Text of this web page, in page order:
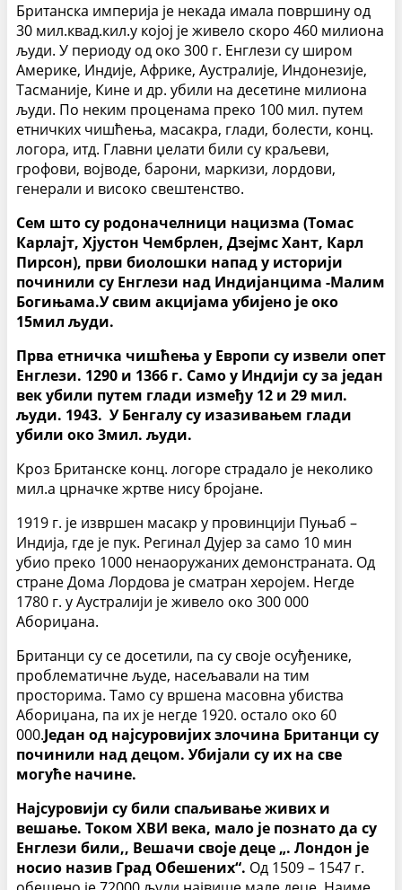
Британска империја је некада имала површину од
30 мил.квад.кил.у којој је живело скоро 460 милиона
људи. У периоду од око 300 г. Енглези су широм
Америке, Индије, Африке, Аустралије, Индонезије,
Тасманије, Кине и др. убили на десетине милиона
људи. По неким проценама преко 100 мил. путем
етничких чишћења, масакра, глади, болести, конц.
логора, итд. Главни џелати били су краљеви,
грофови, војводе, барони, маркизи, лордови,
генерали и високо свештенство.
Сем што су родоначелници нацизма (Томас
Карлајт, Хјустон Чембрлен, Дзејмс Хант, Карл
Пирсон), први биолошки напад у историји
починили су Енглези над Индијанцима -Малим
Богињама.У свим акцијама убијено је око
15мил људи.
Прва етничка чишћења у Европи су извели опет
Енглези. 1290 и 1366 г. Само у Индији су за један
век убили путем глади између 12 и 29 мил.
људи. 1943. У Бенгалу су изазивањем глади
убили око 3мил. људи.
Кроз Британске конц. логоре страдало је неколико
мил.а црначке жртве нису бројане.
1919 г. је извршен масакр у провинцији Пуњаб –
Индија, где је пук. Регинал Дујер за само 10 мин
убио преко 1000 ненаоружаних демонстраната. Од
стране Дома Лордова је сматран херојем. Негде
1780 г. у Аустралији је живело око 300 000
Абориџана.
Британци су се досетили, па су своје осуђенике,
проблематичне људе, насељавали на тим
просторима. Тамо су вршена масовна убиства
Абориџана, па их је негде 1920. остало око 60
000.Један од најсуровијих злочина Британци су
починили над децом. Убијали су их на све
могуће начине.
Најсуровији су били спаљивање живих и
вешање. Током XВИ века, мало је познато да су
Енглези били,, Вешачи своје деце „. Лондон је
носио назив Град Обешених“. Од 1509 – 1547 г.